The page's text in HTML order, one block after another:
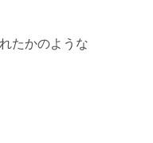
たかのような